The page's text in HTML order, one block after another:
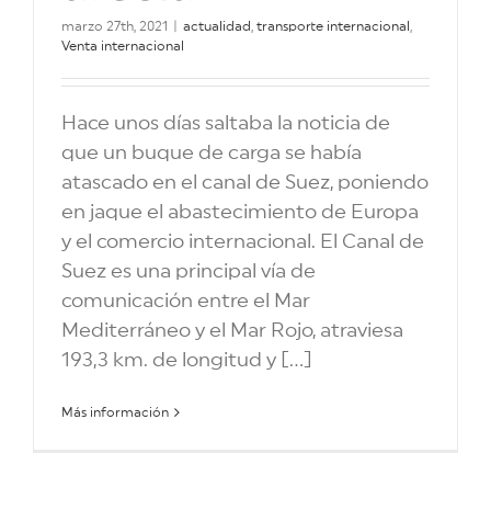
marzo 27th, 2021 actualidad transporte internacional
Venta internacional
Hace unos días saltaba la noticia de
que un buque de carga se había
atascado en el canal de Suez, poniendo
en jaque el abastecimiento de Europa
y el comercio internacional. El Canal de
Suez es una principal vía de
comunicación entre el Mar
Mediterráneo y el Mar Rojo, atraviesa
193,3 km. de longitud y [...]
Más información